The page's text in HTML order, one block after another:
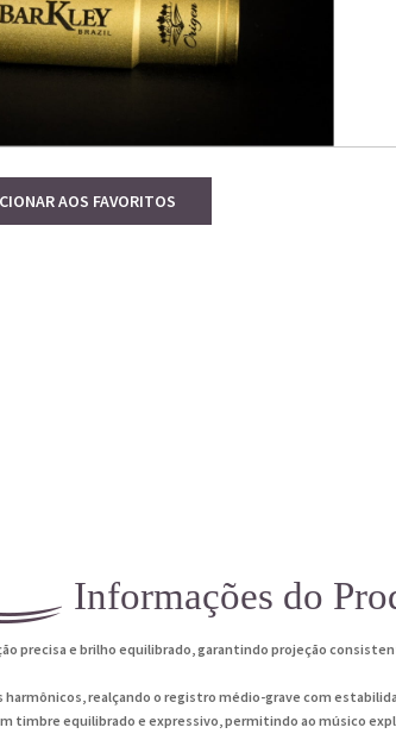
AOS FAVORITOS
Informações do
precisa e brilho equilibrado, garantindo projeção
realçando o registro médio-grave com
timbre equilibrado e expressivo, permitindo ao músico